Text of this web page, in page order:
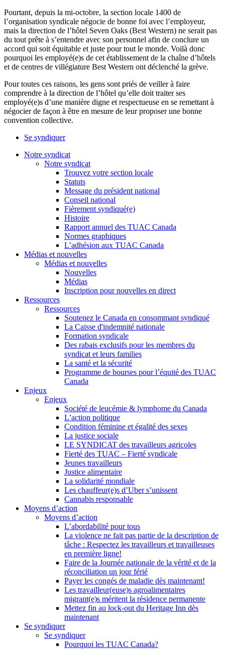
Pourtant, depuis la mi-octobre, la section locale 1400 de
l’organisation syndicale négocie de bonne foi avec l’employeur,
mais la direction de l’hôtel Seven Oaks (Best Western) ne serait pas
du tout prête à s’entendre avec son personnel afin de conclure un
accord qui soit équitable et juste pour tout le monde. Voilà donc
pourquoi les employé(e)s de cet établissement de la chaîne d’hôtels
et de centres de villégiature Best Western ont déclenché la grève.
Pour toutes ces raisons, les gens sont priés de veiller à faire
comprendre à la direction de l’hôtel qu’elle doit traiter ses
employé(e)s d’une manière digne et respectueuse en se remettant à
négocier de façon à être en mesure de leur proposer une bonne
convention collective.
Se syndiquer
Notre syndicat
Notre syndicat
Trouvez votre section locale
Statuts
Message du président national
Conseil national
Fièrement syndiqué(e)
Histoire
Rapport annuel des TUAC Canada
Normes graphiques
L’adhésion aux TUAC Canada
Médias et nouvelles
Médias et nouvelles
Nouvelles
Médias
Inscription pour nouvelles en direct
Ressources
Ressources
Soutenez le Canada en consommant syndiqué
La Caisse d'indemnité nationale
Formation syndicale
Des rabais exclusifs pour les membres du
syndicat et leurs families
La santé et la sécurité
Programme de bourses pour l’équité des TUAC
Canada
Enjeux
Enjeux
Société de leucémie & lymphome du Canada
L’action politique
Condition féminine et égalité des sexes
La justice sociale
LE SYNDICAT des travailleurs agricoles
Fierté des TUAC – Fierté syndicale
Jeunes travailleurs
Justice alimentaire
La solidarité mondiale
Les chauffeur(e)s d’Uber s’unissent
Cannabis responsable
Moyens d’action
Moyens d’action
L’abordabilité pour tous
La violence ne fait pas partie de la description de
tâche : Respectez les travailleurs et travailleuses
en première ligne!
Faire de la Journée nationale de la vérité et de la
réconciliation un jour férié
Payer les congés de maladie dès maintenant!
Les travailleur(euse)s agroalimentaires
migrant(e)s méritent la résidence permanente
Mettez fin au lock-out du Heritage Inn dès
maintenant
Se syndiquer
Se syndiquer
Pourquoi les TUAC Canada?